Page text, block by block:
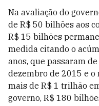
Na avaliação do
de R$ 50 bilhões aos
R$ 15 bilhões
medida citando o
anos, que passaram
dezembro de 2015 e o
mais de R$ 1 trilhão
governo, R$ 180